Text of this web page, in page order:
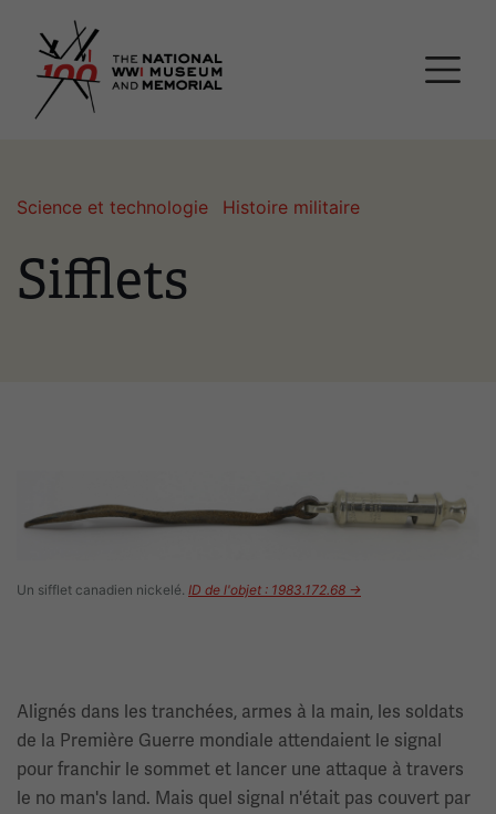
Science et technologie Histoire militaire
Sifflets
Un sifflet canadien nickelé. ID de l'objet : 1983.172.68 →
Alignés dans les tranchées, armes à la main, les soldats
de la Première Guerre mondiale attendaient le signal
pour franchir le sommet et lancer une attaque à travers
le no man's land. Mais quel signal n'était pas couvert par